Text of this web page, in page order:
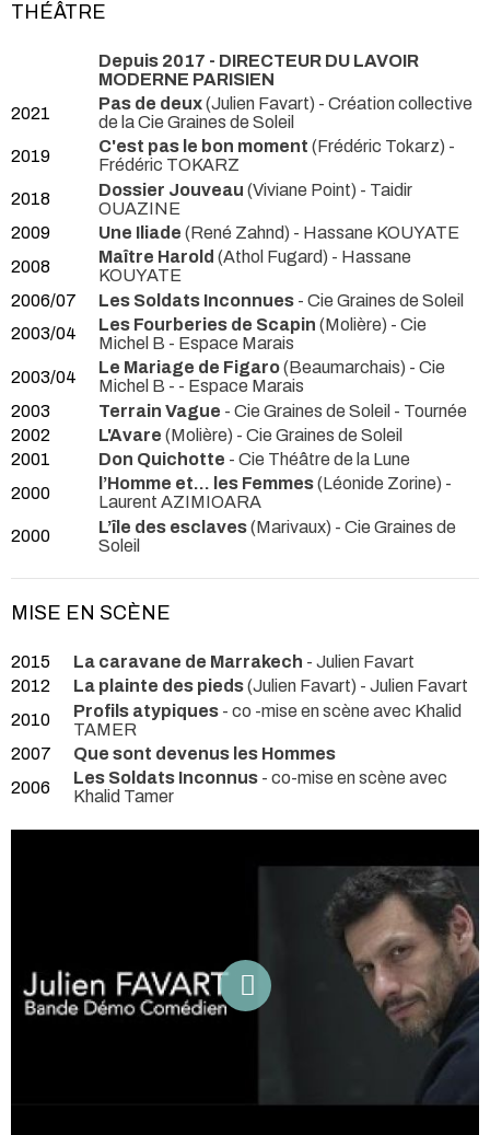
THÉÂTRE
Depuis 2017 - DIRECTEUR DU LAVOIR
MODERNE PARISIEN
2021
Pas de deux(Julien Favart) - Création collective
de la Cie Graines de Soleil
2019
C'est pas le bon moment (Frédéric Tokarz) -
Frédéric TOKARZ
2018
Dossier Jouveau (Viviane Point) - Taidir
OUAZINE
2009
Une Iliade (René Zahnd) - Hassane KOUYATE
2008
Maître Harold (Athol Fugard) - Hassane
KOUYATE
2006/07
Les Soldats Inconnues - Cie Graines de Soleil
2003/04
Les Fourberies de Scapin (Molière) - Cie
Michel B - Espace Marais
2003/04
Le Mariage de Figaro(Beaumarchais) - Cie
Michel B - - Espace Marais
2003
Terrain Vague - Cie Graines de Soleil - Tournée
2002
L'Avare (Molière) - Cie Graines de Soleil
2001
Don Quichotte - Cie Théâtre de la Lune
2000
l’Homme et… les Femmes(Léonide Zorine) -
Laurent AZIMIOARA
2000
L’île des esclaves(Marivaux) - Cie Graines de
Soleil
MISE EN SCÈNE
2015 La caravane de Marrakech - Julien Favart
2012
La plainte des pieds(Julien Favart) - Julien Favart
2010
Profils atypiques - co -mise en scène avec Khalid
TAMER
2007
Que sont devenus les Hommes
2006
Les Soldats Inconnus - co-mise en scène avec
Khalid Tamer